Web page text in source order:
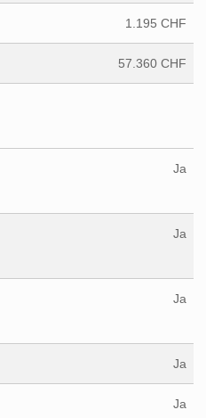
1.195 CHF
57.360 CHF
Ja
Ja
Ja
Ja
Ja